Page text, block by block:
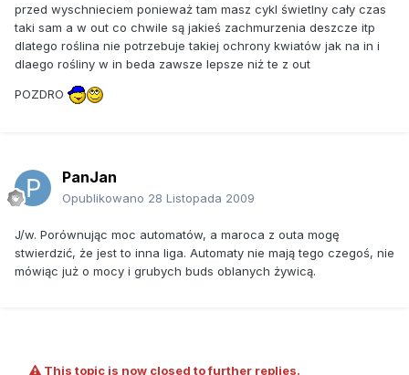
przed wyschnieciem ponieważ tam masz cykl świetlny cały czas
taki sam a w out co chwile są jakieś zachmurzenia deszcze itp
dlatego roślina nie potrzebuje takiej ochrony kwiatów jak na in i
dlaego rośliny w in beda zawsze lepsze niż te z out
POZDRO
PanJan
Opublikowano 28 Listopada 2009
J/w. Porównując moc automatów, a maroca z outa mogę
stwierdzić, że jest to inna liga. Automaty nie mają tego czegoś, nie
mówiąc już o mocy i grubych buds oblanych żywicą.
This topic is now closed to further replies.